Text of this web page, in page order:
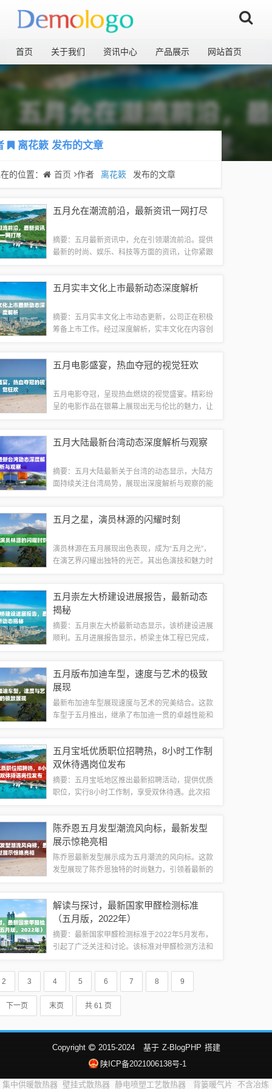
首页 关于我们 资讯中心 产品展示 网站首页
离花簌发布的文章
的位置： 首页 作者 离花簌 发布的文章
五月允在潮流前沿，最新资讯一网打尽
摘要：五月最新资讯中，允在引领潮流前沿。提供
最新的时尚、娱乐、科技等方面的资讯，让你紧跟
势。无论是时尚潮流还是科技动态，允在都会...
五月实丰文化上市最新动态深度解析
摘要：五月实丰文化上市动态更新，公司正在积极
筹备上市工作。经过深度解析，实丰文化在内容创
作，以及新产品线的推出等。实丰文化正朝着更...
五月电影盛宴，热血夺冠的视觉狂欢
五月电影夺冠，呈现热血燃烧的视觉盛宴。精彩纷
呈的电影作品在银幕上展现出无与伦比的魅力，让
风景线。随着春夏之交的热烈氛围，五月成为...
五月大陆最新台湾动态深度解析与观察
摘要：五月大陆最新关于台湾的动态显示，大陆方
面持续关注台湾局势，展现出深度解析与观察的能
来，大陆与台湾的交流互动再次成为公众关注...
五月之星，演员林源的闪耀时刻
演员林源在五月展现出色表现，成为“五月之光”，
在演艺界闪耀出独特的光芒。其出色演技和魅力时
季节，我们聚焦于一位备受瞩目的演员——...
五月崇左大桥建设进展报告，最新动态
揭秘
摘要：五月崇左大桥最新动态显示，该桥建设进展
顺利。五月进展报告显示，桥梁主体工程已完成，
按时完工，为当地交通带来便利。建设进展1...
五月版布加迪车型，速度与艺术的极致
展现
最新布加迪车型展现速度与艺术的完美结合。这款
车型于五月推出，继承了布加迪一贯的卓越性能和
求。这款车型将带给驾驶者无与伦比的驾驶体...
五月宝坻优质职位招聘热，8小时工作制
双休待遇岗位发布
摘要：五月宝坻地区推出最新招聘活动，提供优质
职位，实行8小时工作制，享受双休待遇。此次招
招聘市场概况五月宝坻的招聘市场随着经济的...
陈乔恩五月发型潮流风向标，最新发型
展示惊艳亮相
陈乔恩最新发型展示成为五月潮流的风向标。这款
发型展现了陈乔恩独特的时尚魅力，引领着最新的
新自然的形象深受观众喜爱，在五月的发型展...
解读与探讨，最新国家甲醛检测标准
（五月版，2022年）
摘要：最新国家甲醛检测标准于2022年5月发布，
引起了广泛关注和讨论。该标准对甲醛检测方法和
安全。本文将解读这一最新标准，探讨其背景、意
义、实施难点及对未来可能产生的影响。...
2 3 4 5 6 7 8 9
下一页 末页 共 61 页
Copyright 2015-2024 基于 Z-BlogPHP 搭建
陕ICP备2021006138号-1
集中供暖散热器 壁挂式散热器 静电喷塑工艺散热器 背篓暖气片 不含冶炼